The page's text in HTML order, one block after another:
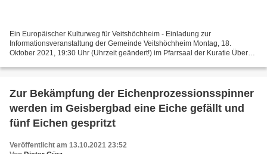
Ein Europäischer Kulturweg für Veitshöchheim - Einladung zur
Informationsveranstaltung der Gemeinde Veitshöchheim Montag, 18.
Oktober 2021, 19:30 Uhr (Uhrzeit geändert!) im Pfarrsaal der Kuratie Über
Zur Bekämpfung der Eichenprozessionsspinner
werden im Geisbergbad eine Eiche gefällt und
fünf Eichen gespritzt
Veröffentlicht am 13.10.2021 23:52